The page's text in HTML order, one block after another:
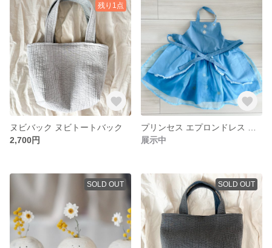
残り1点
ヌビバック ヌビトートバック
2,700円
展示中
SOLD OUT SOLD OUT